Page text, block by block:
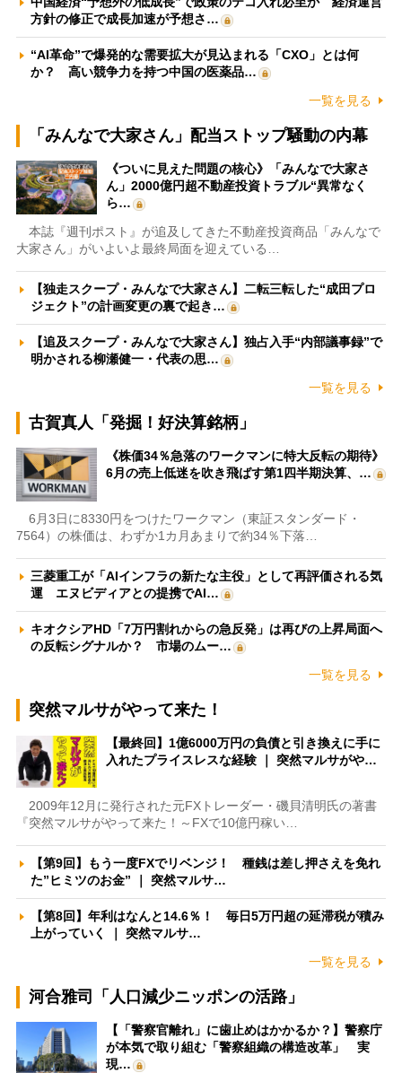
方針の修正で成長加速が予想さ…
“AI革命”で爆発的な需要拡大が見込まれる「CXO」とは何
か？ 高い競争力を持つ中国の医薬品…
一覧を見る
「みんなで大家さん」配当ストップ騒動の内幕
《ついに見えた問題の核心》「みんなで大家さ
ん」2000億円超不動産投資トラブル“異常なく
ら…
本誌『週刊ポスト』が追及してきた不動産投資商品「みんなで
大家さん」がいよいよ最終局面を迎えている…
【独走スクープ・みんなで大家さん】二転三転した“成田プロ
ジェクト”の計画変更の裏で起き…
【追及スクープ・みんなで大家さん】独占入手“内部議事録”で
明かされる柳瀬健一・代表の思…
一覧を見る
古賀真人「発掘！好決算銘柄」
《株価34％急落のワークマンに特大反転の期待》
6月の売上低迷を吹き飛ばす第1四半期決算、…
6月3日に8330円をつけたワークマン（東証スタンダード・
7564）の株価は、わずか1カ月あまりで約34％下落…
三菱重工が「AIインフラの新たな主役」として再評価される気
運 エヌビディアとの提携でAI…
キオクシアHD「7万円割れからの急反発」は再びの上昇局面へ
の反転シグナルか？ 市場のムー…
一覧を見る
突然マルサがやって来た！
【最終回】1億6000万円の負債と引き換えに手に
入れたプライスレスな経験 ｜ 突然マルサがや…
2009年12月に発行された元FXトレーダー・磯貝清明氏の著書
『突然マルサがやって来た！～FXで10億円稼い…
【第9回】もう一度FXでリベンジ！ 種銭は差し押さえを免れ
た”ヒミツのお金” ｜ 突然マルサ…
【第8回】年利はなんと14.6％！ 毎日5万円超の延滞税が積み
上がっていく ｜ 突然マルサ…
一覧を見る
河合雅司「人口減少ニッポンの活路」
【「警察官離れ」に歯止めはかかるか？】警察庁
が本気で取り組む「警察組織の構造改革」 実
現…